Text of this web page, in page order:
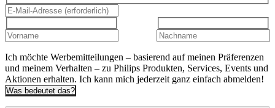
Ich möchte Werbemitteilungen – basierend auf meinen Präferenzen
und meinem Verhalten – zu Philips Produkten, Services, Events und
Aktionen erhalten. Ich kann mich jederzeit ganz einfach abmelden!
Was bedeutet das?